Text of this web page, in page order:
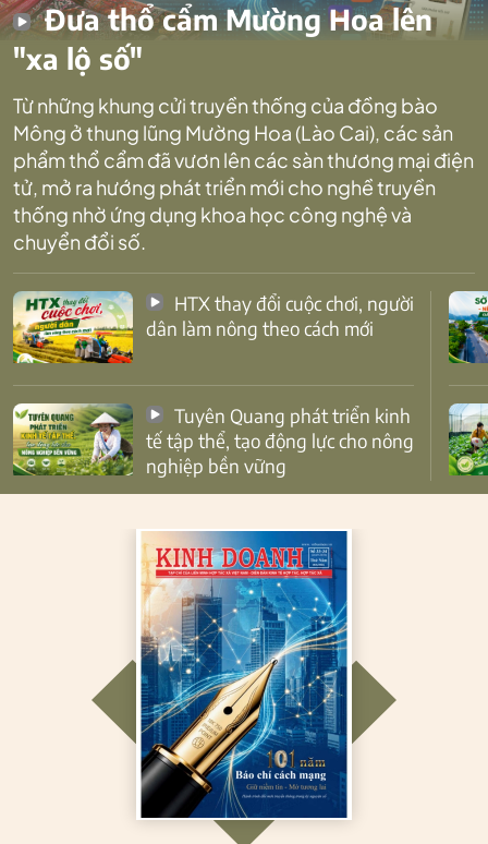
Đưa thổ cẩm Mường Hoa lên
"xa lộ số"
Từ những khung cửi truyền thống của đồng bào
Mông ở thung lũng Mường Hoa (Lào Cai), các sản
phẩm thổ cẩm đã vươn lên các sàn thương mại điện
tử, mở ra hướng phát triển mới cho nghề truyền
thống nhờ ứng dụng khoa học công nghệ và
chuyển đổi số.
dân làm nông theo cách mới
tế tập thể, tạo động lực cho nông
nghiệp bền vững